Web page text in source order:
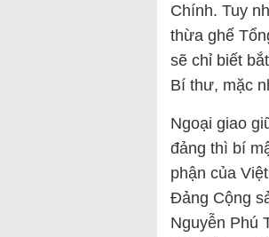
Chính. Tuy
thừa ghế
sẽ chỉ biết
Bí thư, mặc
Ngoại giao
đảng thì bí
phận của
Đảng Cộng
Nguyễn Phú